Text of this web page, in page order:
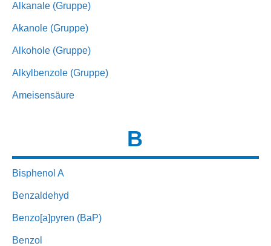
Alkanale (Gruppe)
Akanole (Gruppe)
Alkohole (Gruppe)
Alkylbenzole (Gruppe)
Ameisensäure
B
Bisphenol A
Benzaldehyd
Benzo[a]pyren (BaP)
Benzol